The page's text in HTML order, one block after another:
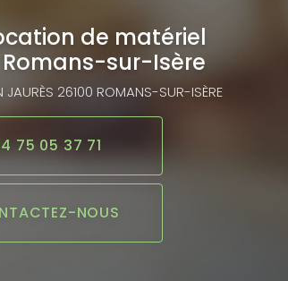
de matériel
sur-Isère
JAURÈS 26100 ROMANS-SUR-ISÈRE
75 05 37 71
NOUS